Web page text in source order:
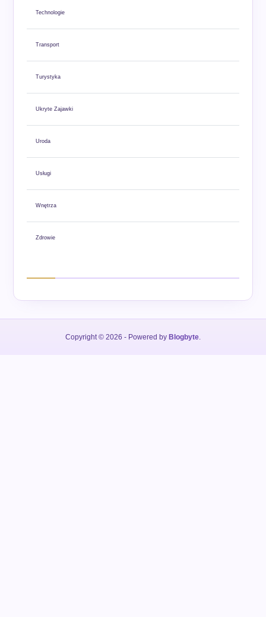
Technologie
Transport
Turystyka
Ukryte Zajawki
Uroda
Usługi
Wnętrza
Zdrowie
Copyright © 2026 - Powered by Blogbyte.